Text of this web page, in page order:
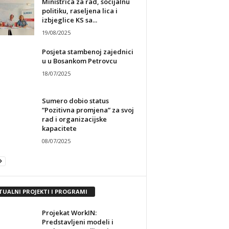
politiku, raseljena lica i
izbjeglice KS sa...
19/08/2025
Posjeta stambenoj zajednici
u u Bosankom Petrovcu
18/07/2025
Sumero dobio status
”Pozitivna promjena” za svoj
rad i organizacijske
kapacitete
08/07/2025
PROJEKTI I PROGRAMI
Projekat WorkIN:
Predstavljeni modeli i